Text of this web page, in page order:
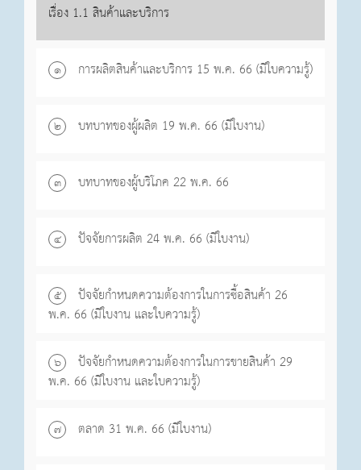
เรื่อง 1.1 สินค้าและบริการ
๑ การผลิตสินค้าและบริการ 15 พ.ค. 66 (มีใบความรู้)
๒ บทบาทของผู้ผลิต 19 พ.ค. 66 (มีใบงาน)
๓ บทบาทของผู้บริโภค 22 พ.ค. 66
๔ ปัจจัยการผลิต 24 พ.ค. 66 (มีใบงาน)
๕
ปัจจัยกำหนดความต้องการในการซื้อสินค้า 26
พ.ค. 66 (มีใบงาน และใบความรู้)
๖
ปัจจัยกำหนดความต้องการในการขายสินค้า 29
พ.ค. 66 (มีใบงาน และใบความรู้)
๗ ตลาด 31 พ.ค. 66 (มีใบงาน)